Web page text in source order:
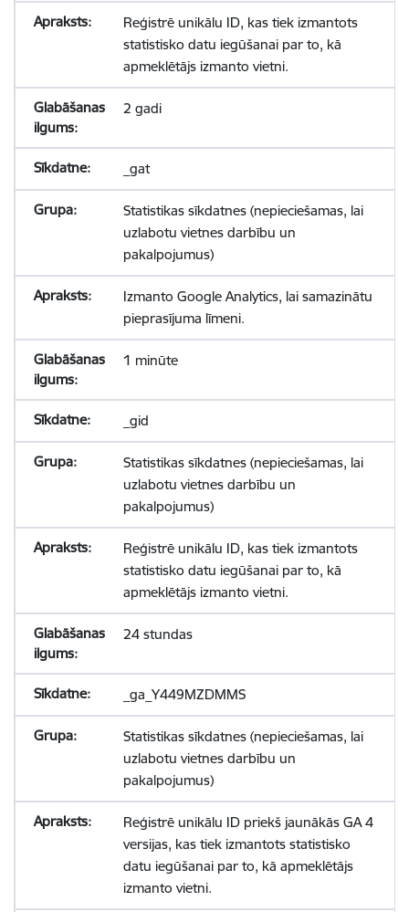
Reģistrē unikālu ID, kas tiek izmantots
statistisko datu iegūšanai par to, kā
apmeklētājs izmanto vietni.
2 gadi
_gat
Statistikas sīkdatnes (nepieciešamas, lai
uzlabotu vietnes darbību un
pakalpojumus)
Izmanto Google Analytics, lai samazinātu
pieprasījuma līmeni.
1 minūte
_gid
Statistikas sīkdatnes (nepieciešamas, lai
uzlabotu vietnes darbību un
pakalpojumus)
Reģistrē unikālu ID, kas tiek izmantots
statistisko datu iegūšanai par to, kā
apmeklētājs izmanto vietni.
24 stundas
_ga_Y449MZDMMS
Statistikas sīkdatnes (nepieciešamas, lai
uzlabotu vietnes darbību un
pakalpojumus)
Reģistrē unikālu ID priekš jaunākās GA 4
versijas, kas tiek izmantots statistisko
datu iegūšanai par to, kā apmeklētājs
izmanto vietni.